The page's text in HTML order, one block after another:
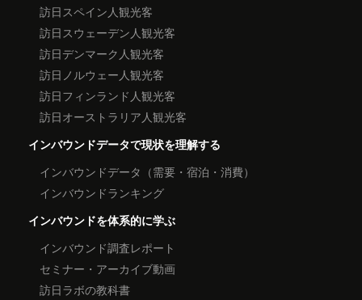
訪日スペイン人観光客
訪日スウェーデン人観光客
訪日デンマーク人観光客
訪日ノルウェー人観光客
訪日フィンランド人観光客
訪日オーストラリア人観光客
インバウンドデータで現状を理解する
インバウンドデータ（需要・宿泊・消費）
インバウンドランキング
インバウンドを体系的に学ぶ
インバウンド調査レポート
セミナー・アーカイブ動画
訪日ラボの教科書